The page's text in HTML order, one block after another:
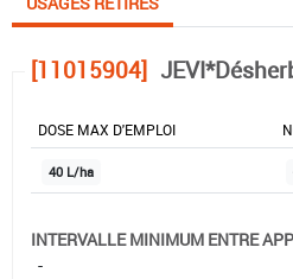
[11015904]
DOSE MAX D'EMPLOI
40 L/ha
INTERVALLE MINIMUM ENTRE
-